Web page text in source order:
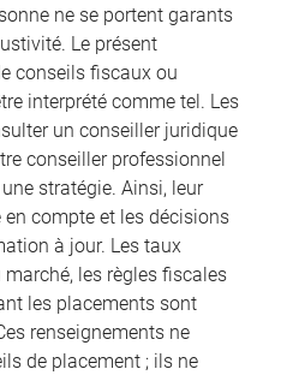
ne se portent garants
Le présent
conseils fiscaux ou
interprété comme tel. Les
un conseiller juridique
conseiller professionnel
stratégie. Ainsi, leur
compte et les décisions
à jour. Les taux
les règles fiscales
les placements sont
renseignements ne
de placement ; ils ne